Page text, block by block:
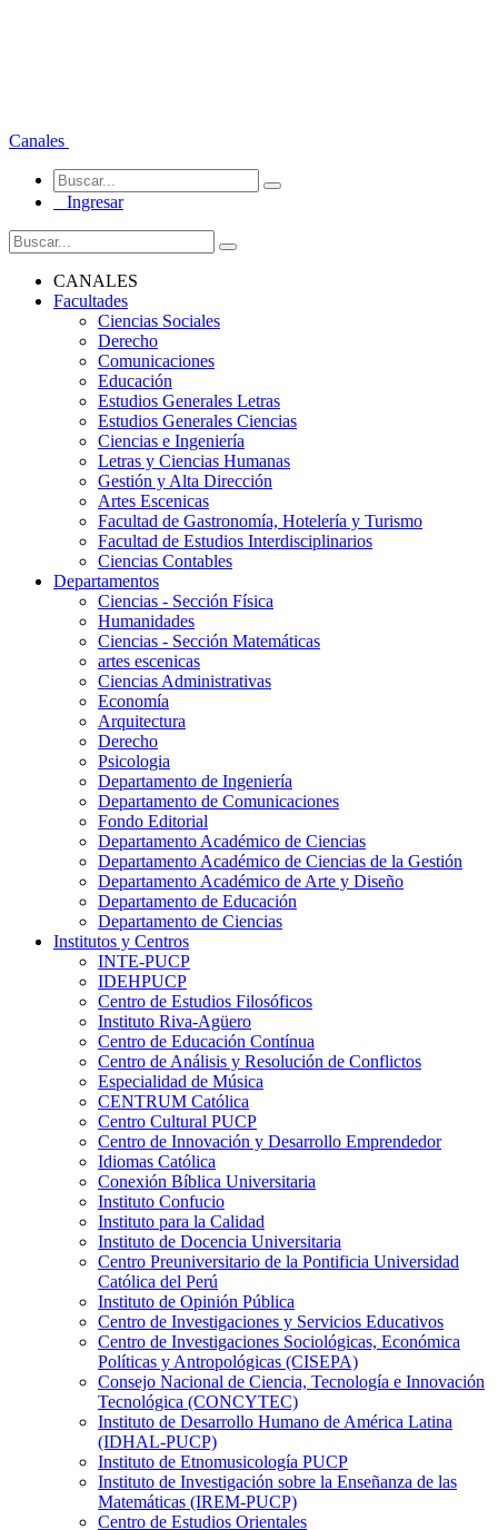
Canales
Ingresar
CANALES
Facultades
Ciencias Sociales
Derecho
Comunicaciones
Educación
Estudios Generales Letras
Estudios Generales Ciencias
Ciencias e Ingeniería
Letras y Ciencias Humanas
Gestión y Alta Dirección
Artes Escenicas
Facultad de Gastronomía, Hotelería y Turismo
Facultad de Estudios Interdisciplinarios
Ciencias Contables
Departamentos
Ciencias - Sección Física
Humanidades
Ciencias - Sección Matemáticas
artes escenicas
Ciencias Administrativas
Economía
Arquitectura
Derecho
Psicologia
Departamento de Ingeniería
Departamento de Comunicaciones
Fondo Editorial
Departamento Académico de Ciencias
Departamento Académico de Ciencias de la Gestión
Departamento Académico de Arte y Diseño
Departamento de Educación
Departamento de Ciencias
Institutos y Centros
INTE-PUCP
IDEHPUCP
Centro de Estudios Filosóficos
Instituto Riva-Agüero
Centro de Educación Contínua
Centro de Análisis y Resolución de Conflictos
Especialidad de Música
CENTRUM Católica
Centro Cultural PUCP
Centro de Innovación y Desarrollo Emprendedor
Idiomas Católica
Conexión Bíblica Universitaria
Instituto Confucio
Instituto para la Calidad
Instituto de Docencia Universitaria
Centro Preuniversitario de la Pontificia Universidad
Católica del Perú
Instituto de Opinión Pública
Centro de Investigaciones y Servicios Educativos
Centro de Investigaciones Sociológicas, Económica
Políticas y Antropológicas (CISEPA)
Consejo Nacional de Ciencia, Tecnología e Innovación
Tecnológica (CONCYTEC)
Instituto de Desarrollo Humano de América Latina
(IDHAL-PUCP)
Instituto de Etnomusicología PUCP
Instituto de Investigación sobre la Enseñanza de las
Matemáticas (IREM-PUCP)
Centro de Estudios Orientales